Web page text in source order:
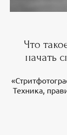
Что
начать
Техника,